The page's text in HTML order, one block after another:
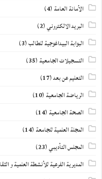
الأمانة العامة (4)
البريد الالكتروني(2)
البوابة البيداغوجية للطالب(3)
التسجيلات الجامعية (35)
التعليم عن بعد(17)
الرياضة الجامعية (10)
الصحة الجامعية (14)
المجلة العلمية للجامعة (14)
المجلس التأديبي(23)
المديرية الفرعية للأنشطة العلمية و